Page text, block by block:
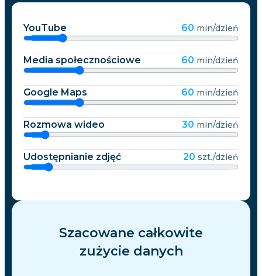
YouTube 60 min/dzień
Media społecznościowe 60 min/dzień
Google Maps 60 min/dzień
Rozmowa wideo 30 min/dzień
Udostępnianie zdjęć 20 szt./dzień
Szacowane całkowite
zużycie danych